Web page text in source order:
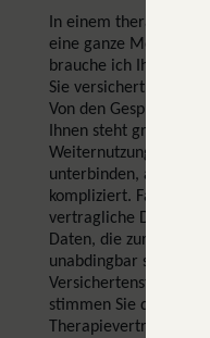
In einem
eine ganze Menge
brauche ich Ihren
Sie versichert sind,
Von den
Ihnen steht
Weiternutzung bzw.
unterbinden, aber die
kompliziert. Fangen
vertragliche
Daten, die zur
unabdingbar sind, z.B.
Versichertenstatus.
stimmen Sie durch den
Therapievertrages